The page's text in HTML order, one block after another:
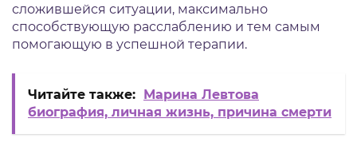
сложившейся ситуации, максимально
способствующую расслаблению и тем самым
помогающую в успешной терапии.
Читайте также: Марина Левтова
биография, личная жизнь, причина смерти